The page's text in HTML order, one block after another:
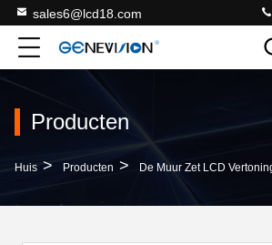
sales6@lcd18.com
Producten
Huis > Producten > De Muur Zet LCD